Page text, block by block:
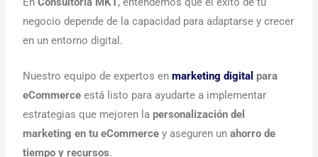
negocio depende de la capacidad para adaptarse y crecer
en un entorno digital.
Nuestro equipo de expertos enmarketing digital para
eCommerce está listo para ayudarte a implementar
estrategias que mejoren lapersonalización del
marketing en tu eCommerce y aseguren unahorro de
tiempo y recursos.